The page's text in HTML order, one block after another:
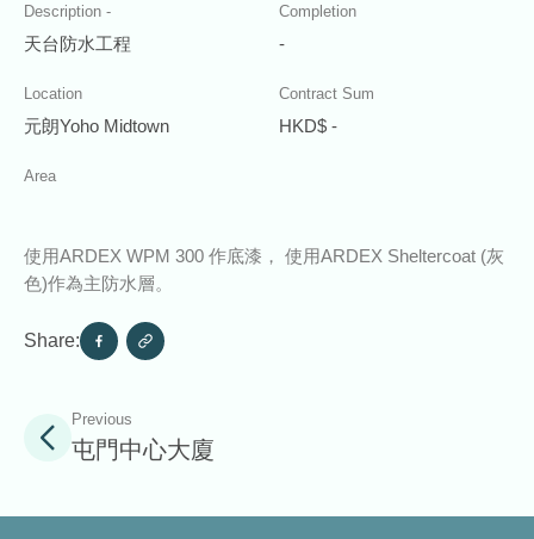
Description -
天台防水工程
Completion
-
Location
元朗Yoho Midtown
Contract Sum
HKD$ -
Area
使用ARDEX WPM 300 作底漆， 使用ARDEX Sheltercoat (灰
色)作為主防水層。
Share:
Previous
屯門中心大廈